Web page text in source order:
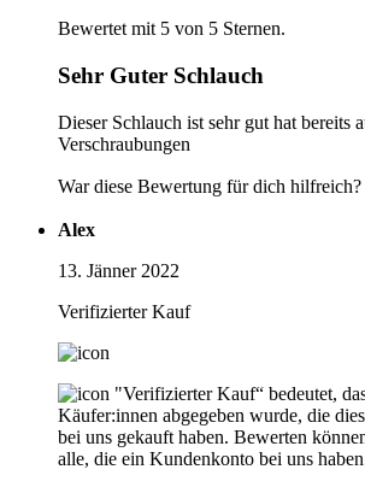
Bewertet mit 5 von 5 Sternen.
Sehr Guter Schlauch
Dieser Schlauch ist sehr gut hat bereits
Verschraubungen
War diese Bewertung für dich hilfreich?
Alex
13. Jänner 2022
Verifizierter Kauf
"Verifizierter Kauf“ bedeutet,
Käufer:innen abgegeben wurde, die
bei uns gekauft haben. Bewerten
alle, die ein Kundenkonto bei uns